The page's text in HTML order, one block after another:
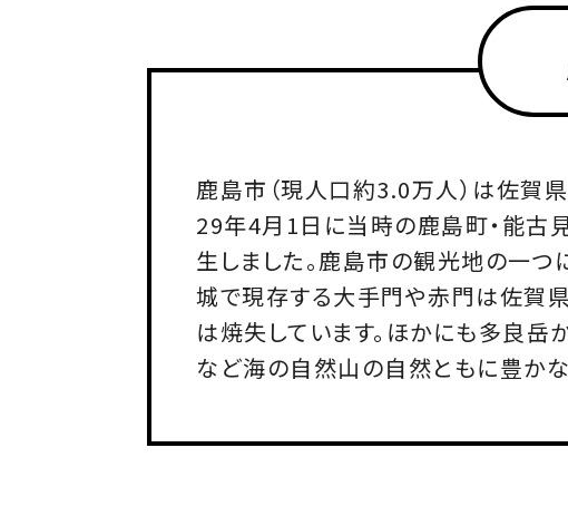
鹿島市（現人口約3.0万人）は佐賀
29年4月1日に当時の鹿島町・能古
生しました。鹿島市の観光地の一
城で現存する大手門や赤門は佐賀
は焼失しています。ほかにも多良
など海の自然山の自然ともに豊かな